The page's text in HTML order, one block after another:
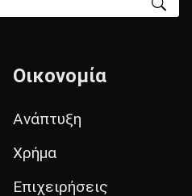
Οικονομία
Ανάπτυξη
Χρήμα
Επιχειρήσεις